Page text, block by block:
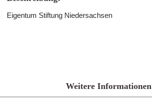
Eigentum Stiftung Niedersachsen
Weitere Informationen